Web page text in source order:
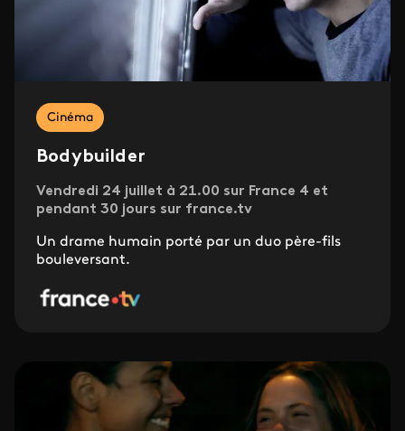
Cinéma
Bodybuilder
Vendredi 24 juillet à 21.00 sur France 4 et
pendant 30 jours sur france.tv
Un drame humain porté par un duo père-fils
bouleversant.